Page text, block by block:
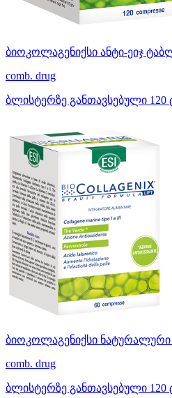
ბიოკოლაგენიქსი ანტი-ეიჯ
comb. drug
ბლისტერზე განთავსებული 120
ბიოკოლაგენიქსი ნატურალური
comb. drug
ბლისტერზე განთავსებული 120